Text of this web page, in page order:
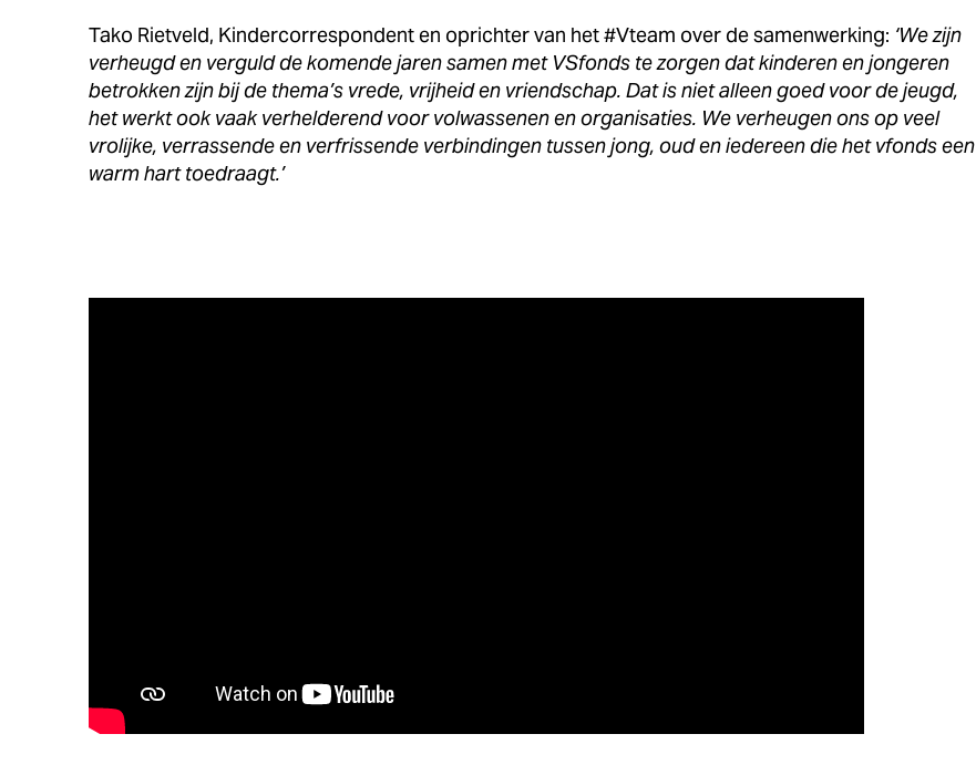
Tako Rietveld, Kindercorrespondent en oprichter van het #Vteam over de samenwerking: ‘We zijn
verheugd en verguld de komende jaren samen met VSfonds te zorgen dat kinderen en jongeren
betrokken zijn bij de thema’s vrede, vrijheid en vriendschap. Dat is niet alleen goed voor de jeugd,
het werkt ook vaak verhelderend voor volwassenen en organisaties. We verheugen ons op veel
vrolijke, verrassende en verfrissende verbindingen tussen jong, oud en iedereen die het vfonds een
warm hart toedraagt.’